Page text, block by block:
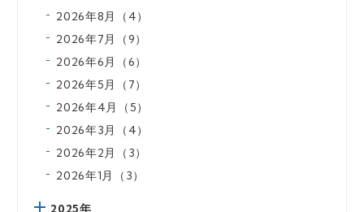
2026年8月（4）
2026年7月（9）
2026年6月（6）
2026年5月（7）
2026年4月（5）
2026年3月（4）
2026年2月（3）
2026年1月（3）
2025年